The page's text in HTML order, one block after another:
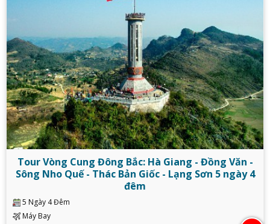
Tour Vòng Cung Đông Bắc: Hà Giang - Đồng Văn -
Sông Nho Quế - Thác Bản Giốc - Lạng Sơn 5 ngày 4
đêm
5 Ngày 4 Đêm
Máy Bay